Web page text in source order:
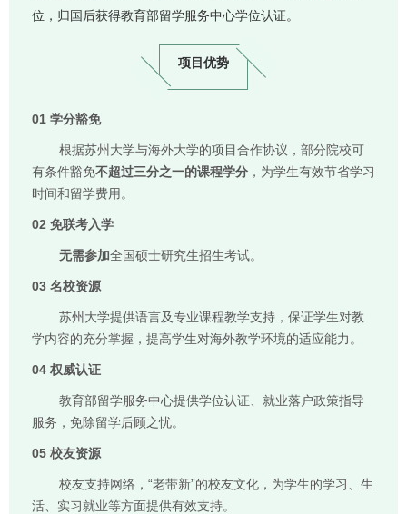
位，归国后获得教育部留学服务中心学位认证。
项目优势
01 学分豁免
根据苏州大学与海外大学的项目合作协议，部分院校可
有条件豁免不超过三分之一的课程学分 ，为学生有效节省学习
时间和留学费用。
02 免联考入学
无需参加全国硕士研究生招生考试。
03 名校资源
苏州大学提供语言及专业课程教学支持，保证学生对教
学内容的充分掌握，提高学生对海外教学环境的适应能力。
04 权威认证
教育部留学服务中心提供学位认证、就业落户政策指导
服务，免除留学后顾之忧。
05 校友资源
校友支持网络，“老带新”的校友文化，为学生的学习、生
活、实习就业等方面提供有效支持。